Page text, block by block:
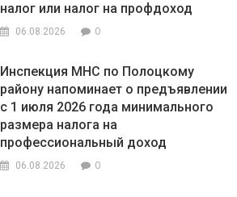
налог или налог на профдоход
06.08.2026 0
Инспекция МНС по Полоцкому
району напоминает о предъявлении
с 1 июля 2026 года минимального
размера налога на
профессиональный доход
06.08.2026 0